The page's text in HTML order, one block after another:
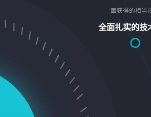
面获得的相当
全面扎实的技